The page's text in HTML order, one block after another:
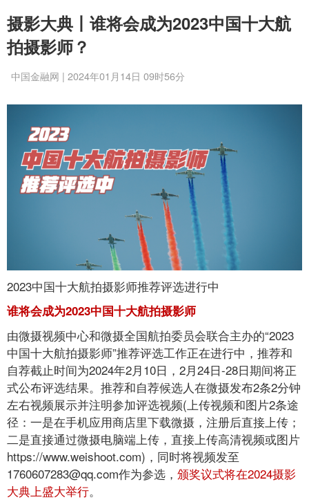
摄影大典丨谁将会成为2023中国十大航
拍摄影师？
中国金融网 | 2024年01月14日 09时56分
2023中国十大航拍摄影师推荐评选进行中
谁将会成为2023中国十大航拍摄影师
由微摄视频中心和微摄全国航拍委员会联合主办的“2023
中国十大航拍摄影师”推荐评选工作正在进行中，推荐和
自荐截止时间为2024年2月10日，2月24日-28日期间将正
式公布评选结果。推荐和自荐候选人在微摄发布2条2分钟
左右视频展示并注明参加评选视频(上传视频和图片2条途
径：一是在手机应用商店里下载微摄，注册后直接上传；
二是直接通过微摄电脑端上传，直接上传高清视频或图片
https://www.weishoot.com)，同时将视频发至
1760607283@qq.com作为参选， 颁奖议式将在2024摄影
大典上盛大举行。